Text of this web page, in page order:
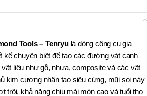
Tools – Tenryulà dòng công cụ gia
kế chuyên biệt để tạo các đường vát cạnh
liệu như gỗ, nhựa, composite và các vật
kim cương nhân tạo siêu cứng, mũi soi này
trội, khả năng chịu mài mòn cao và tuổi thọ